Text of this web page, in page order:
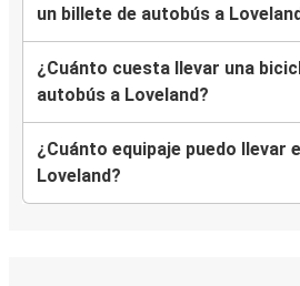
un billete de autobús a
¿Cuánto cuesta llevar una
autobús a Loveland?
¿Cuánto equipaje puedo llevar
Loveland?